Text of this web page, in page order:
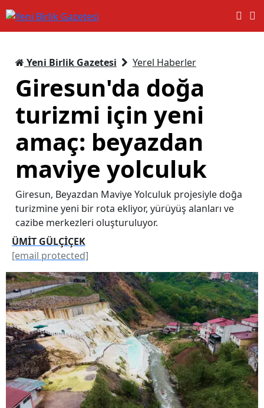
Yeni Birlik Gazetesi Yerel Haberler
Giresun'da doğa
turizmi için yeni
amaç: beyazdan
maviye yolculuk
Giresun, Beyazdan Maviye Yolculuk projesiyle doğa
turizmine yeni bir rota ekliyor, yürüyüş alanları ve
cazibe merkezleri oluşturuluyor.
ÜMİT GÜLÇİÇEK
[email protected]